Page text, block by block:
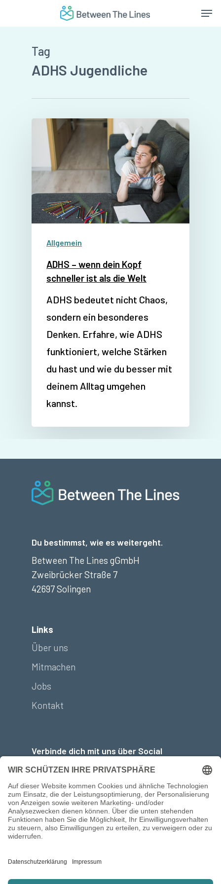
Menu
Tag
ADHS Jugendliche
Allgemein
ADHS – wenn dein Kopf
schneller ist als die Welt
ADHS bedeutet nicht Chaos,
sondern ein besonderes
Denken. Erfahre, wie ADHS
funktioniert, welche Stärken
du hast und wie du besser mit
deinem Alltag umgehen
kannst.
Du bestimmst, wie es weitergeht.
Between The Lines gGmbH
Zweibrücker Straße 7
42697 Solingen
Links
Über uns
Mitmachen
Jobs
Kontakt
Verbinde dich mit uns über Social
Media: